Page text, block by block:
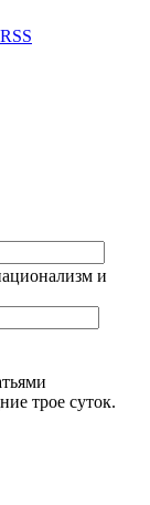
RSS
и
трое суток.